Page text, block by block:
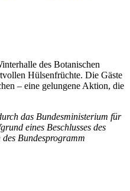
des Botanischen
Hülsenfrüchte. Die Gäste
– eine gelungene Aktion, die
das Bundesministerium für
eines Beschlusses des
Bundesprogramm